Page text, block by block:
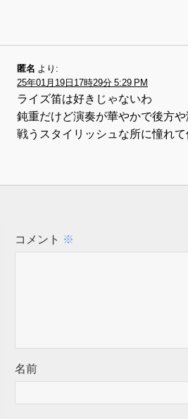
匿名 より:
25年01月19日17時29分 5:29 PM
ライズ笛は好きじゃないわ
鈍重だけど演奏が華やかで後方
戦うスタイリッシュな所に憧れ
コメント ※
名前